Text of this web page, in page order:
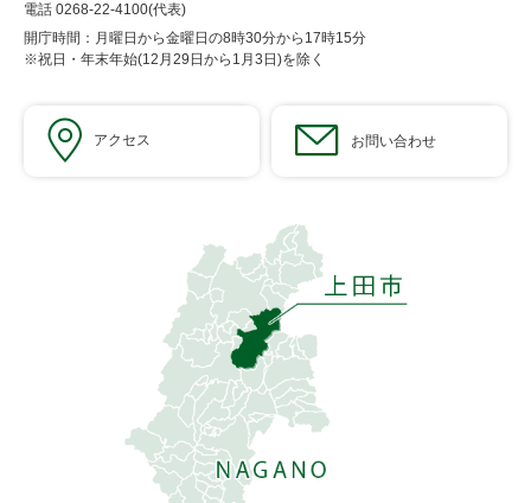
電話 0268-22-4100(代表)
開庁時間：月曜日から金曜日の8時30分から17時15分
※祝日・年末年始(12月29日から1月3日)を除く
アクセス お問い合わせ